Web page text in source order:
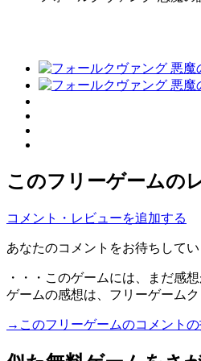
このフリーゲームの
コメント・レビューを追加する
あなたのコメントをお待ちしてい
・・・このゲームには、まだ感
ゲームの感想は、フリーゲーム
→このフリーゲームのコメント